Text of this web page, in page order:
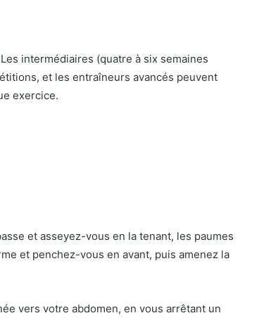
intermédiaires (quatre à six semaines
et les entraîneurs avancés peuvent
exercice.
et asseyez-vous en la tenant, les paumes
et penchez-vous en avant, puis amenez la
vers votre abdomen, en vous arrêtant un